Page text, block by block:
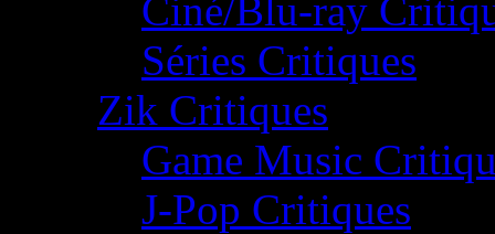
Ciné/Blu-ray
Séries Critiques
Zik Critiques
Game Music
J-Pop Critiques